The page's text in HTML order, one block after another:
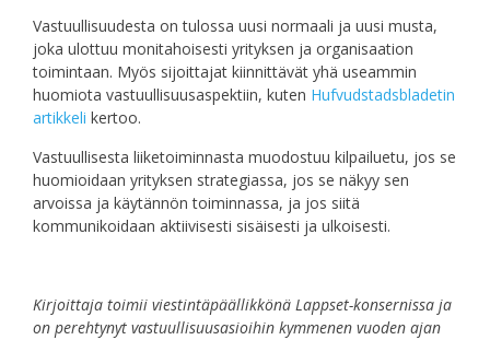
Vastuullisuudesta on tulossa uusi normaali ja uusi musta,
joka ulottuu monitahoisesti yrityksen ja organisaation
toimintaan. Myös sijoittajat kiinnittävät yhä useammin
huomiota vastuullisuusaspektiin, kuten Hufvudstadsbladetin
artikkeli kertoo.
Vastuullisesta liiketoiminnasta muodostuu kilpailuetu, jos se
huomioidaan yrityksen strategiassa, jos se näkyy sen
arvoissa ja käytännön toiminnassa, ja jos siitä
kommunikoidaan aktiivisesti sisäisesti ja ulkoisesti.
Kirjoittaja toimii viestintäpäällikkönä Lappset-konsernissa ja
on perehtynyt vastuullisuusasioihin kymmenen vuoden ajan